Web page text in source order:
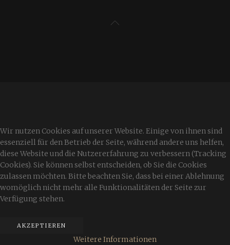
Wir nutzen Cookies auf unserer Website. Einige von ihnen sind
essenziell für den Betrieb der Seite, während andere uns helfen,
diese Website und die Nutzererfahrung zu verbessern (Tracking
Cookies). Sie können selbst entscheiden, ob Sie die Cookies
zulassen möchten. Bitte beachten Sie, dass bei einer Ablehnung
womöglich nicht mehr alle Funktionalitäten der Seite zur
Verfügung stehen.
AKZEPTIEREN
Weitere Informationen